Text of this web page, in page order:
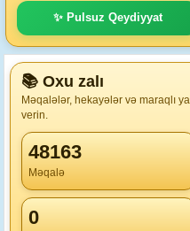
✨ Pulsuz Qeydiyyat
📚 Oxu zalı
Məqalələr, hekayələr və maraqlı
verin.
48163
Məqalə
0